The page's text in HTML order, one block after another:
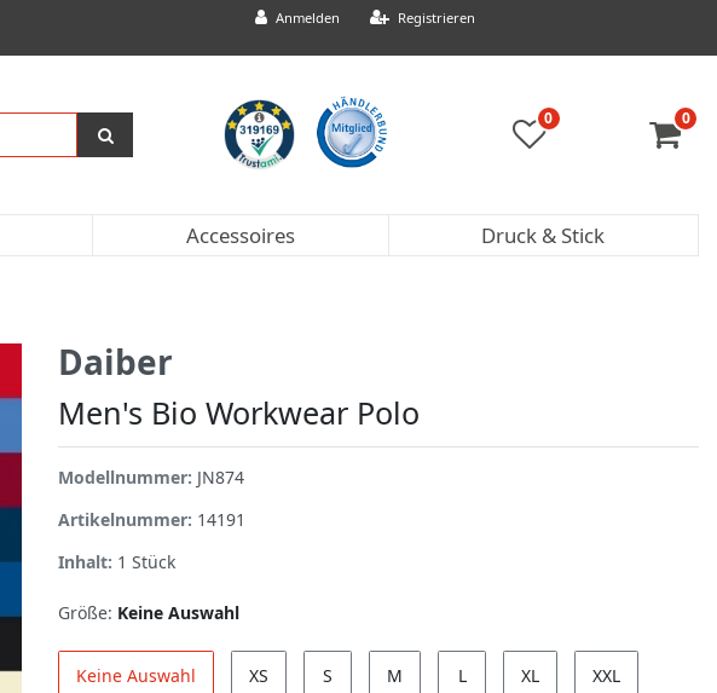
Anmelden Registrieren
0 0
Accessoires Druck & Stick
Daiber
Men's Bio Workwear Polo
Modellnummer: JN874
Artikelnummer: 14191
Inhalt: 1 Stück
Größe: Keine Auswahl
Keine Auswahl XS S M L XL XXL